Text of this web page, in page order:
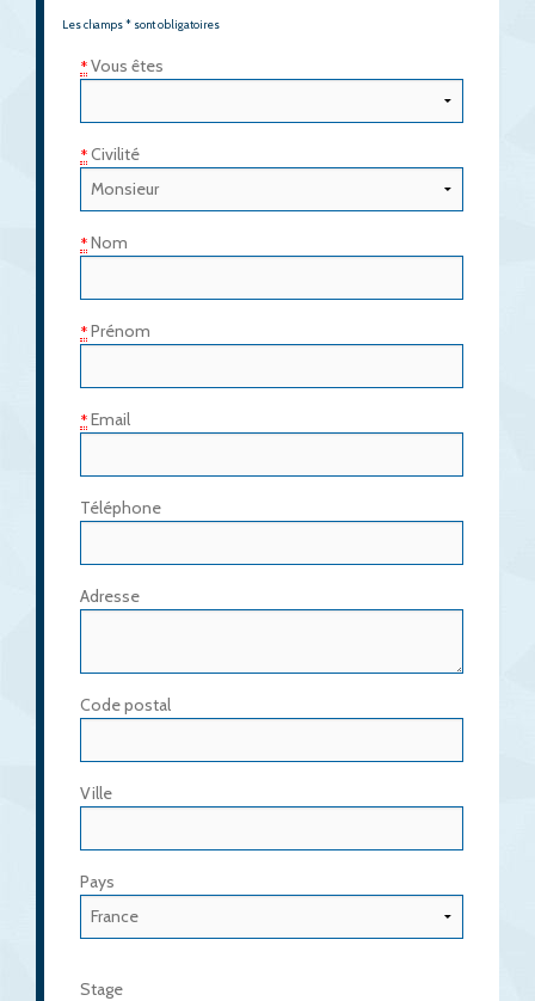
Les champs * sont obligatoires
* Vous êtes
* Civilité
* Nom
* Prénom
* Email
Téléphone
Adresse
Code postal
Ville
Pays
Stage